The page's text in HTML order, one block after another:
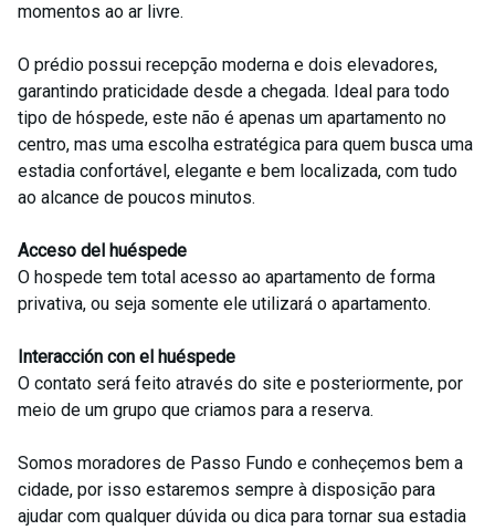
momentos ao ar livre.
O prédio possui recepção moderna e dois elevadores,
garantindo praticidade desde a chegada. Ideal para todo
tipo de hóspede, este não é apenas um apartamento no
centro, mas uma escolha estratégica para quem busca uma
estadia confortável, elegante e bem localizada, com tudo
ao alcance de poucos minutos.
Acceso del huéspede
O hospede tem total acesso ao apartamento de forma
privativa, ou seja somente ele utilizará o apartamento.
Interacción con el huéspede
O contato será feito através do site e posteriormente, por
meio de um grupo que criamos para a reserva.
Somos moradores de Passo Fundo e conheçemos bem a
cidade, por isso estaremos sempre à disposição para
ajudar com qualquer dúvida ou dica para tornar sua estadia